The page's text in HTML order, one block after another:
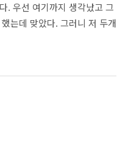
. 우선 여기까지 생각났고 그
는데 맞았다. 그러니 저 두개